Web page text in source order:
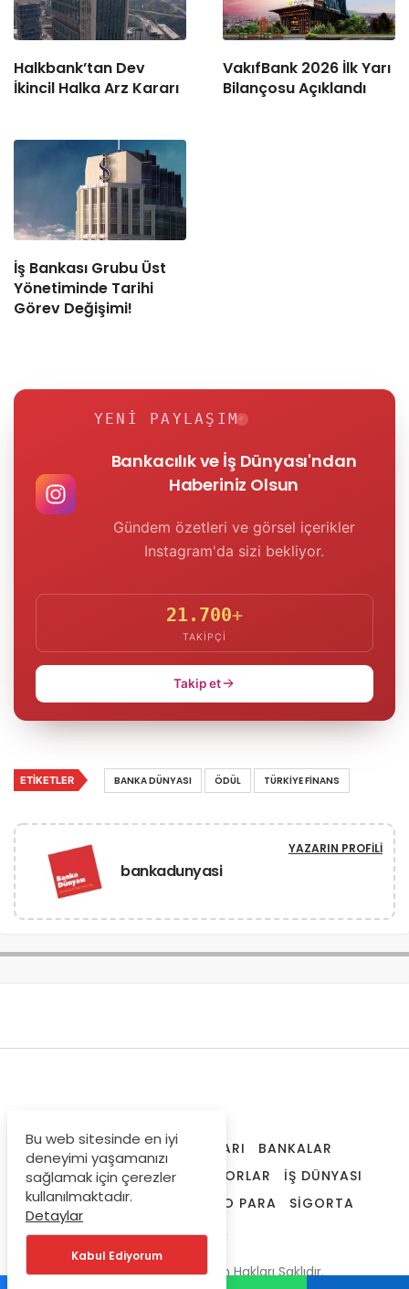
Halkbank’tan Dev
İkincil Halka Arz Kararı
VakıfBank 2026 İlk Yarı
Bilançosu Açıklandı
İş Bankası Grubu Üst
Yönetiminde Tarihi
Görev Değişimi!
YENI PAYLAŞIM
Bankacılık ve İş Dünyası'ndan
Haberiniz Olsun
Gündem özetleri ve görsel içerikler
Instagram'da sizi bekliyor.
21.700+
TAKIPÇI
Takip et
ETIKETLER BANKA DÜNYASI ÖDÜL TÜRKIYE FINANS
bankadunyasi
YAZARIN PROFILI
ANA SAYFA İŞ İLANLARI
BANKALAR
FINANSAL ARAÇLAR
RAPORLAR
İŞ DÜNYASI
SPK LISANSLAMA
KRIPTO PARA
SIGORTA
DÜNYA
© Telif Hakkı 2019, Tüm Hakları Saklıdır.
Bu web sitesinde en iyi
deneyimi yaşamanızı
sağlamak için çerezler
kullanılmaktadır.
Detaylar
Kabul Ediyorum